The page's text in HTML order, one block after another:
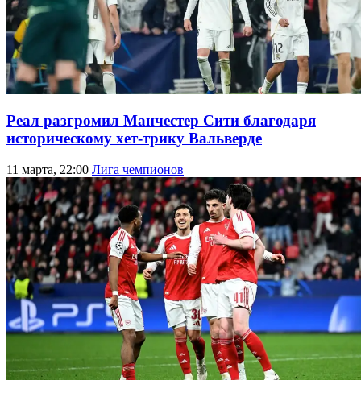
Реал разгромил Манчестер Сити благодаря
историческому хет-трику Вальверде
11 марта, 22:00 Лига чемпионов